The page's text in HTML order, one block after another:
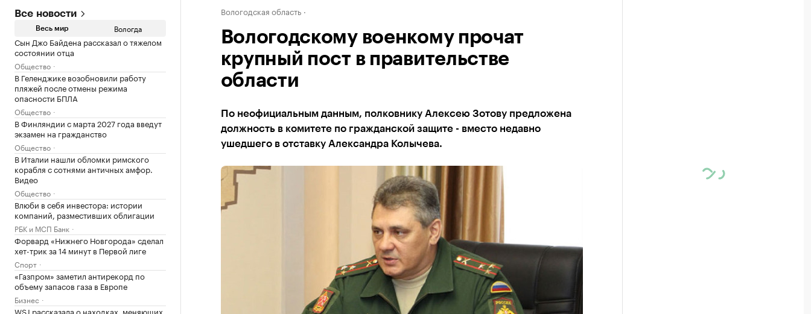
Все новости
Весь мир Вологда
Сын Джо Байдена рассказал о тяжелом
состоянии отца
Общество
В Геленджике возобновили работу
пляжей после отмены режима
опасности БПЛА
Общество
В Финляндии с марта 2027 года введут
экзамен на гражданство
Общество
В Италии нашли обломки римского
корабля с сотнями античных амфор.
Видео
Общество
Влюби в себя инвестора: истории
компаний, разместивших облигации
РБК и МСП Банк
Форвард «Нижнего Новгорода» сделал
хет-трик за 14 минут в Первой лиге
Спорт
«Газпром» заметил антирекорд по
объему запасов газа в Европе
Бизнес
WSJ рассказала о находках, меняющих
Вологодская область
Вологодскому военкому прочат
крупный пост в правительстве
области
По неофициальным данным, полковнику Алексею Зотову предложена
должность в комитете по гражданской защите - вместо недавно
ушедшего в отставку Александра Колычева.